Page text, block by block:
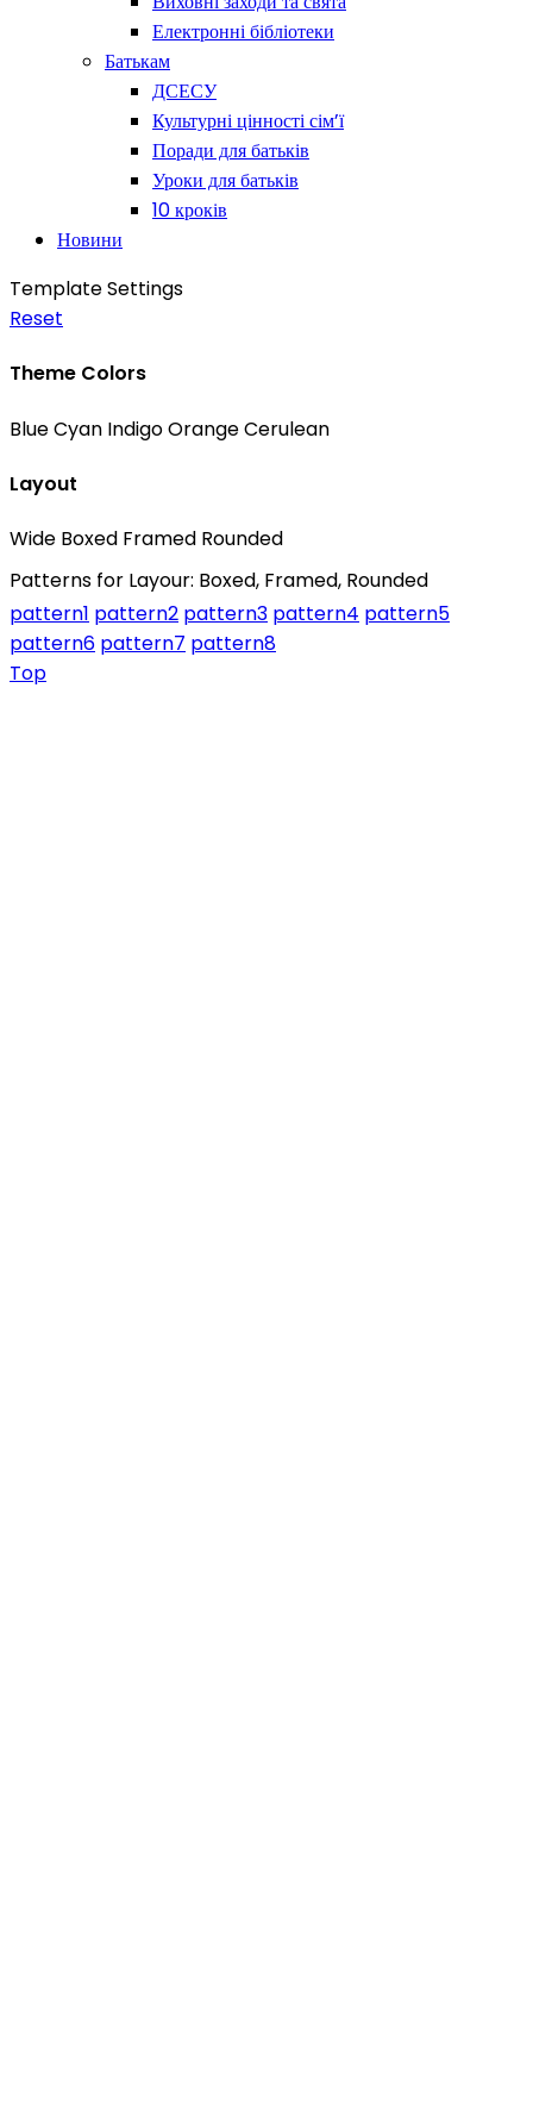
Електронні бібліотеки
Батькам
ДСЕСУ
Культурні цінності сім’ї
Поради для батьків
Уроки для батьків
10 кроків
Новини
Template Settings
Reset
Theme Colors
BlueCyan IndigoOrangeCerulean
Layout
Wide Boxed Framed Rounded
Patterns for Layour: Boxed, Framed, Rounded
pattern1 pattern2 pattern3 pattern4 pattern5
pattern6 pattern7 pattern8
Top